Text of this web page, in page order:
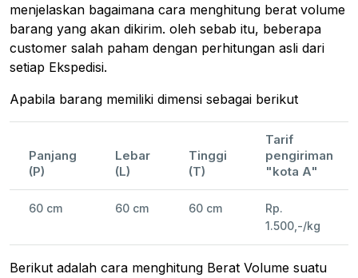
menjelaskan bagaimana cara menghitung berat volume
barang yang akan dikirim. oleh sebab itu, beberapa
customer salah paham dengan perhitungan asli dari
setiap Ekspedisi.
Apabila barang memiliki dimensi sebagai berikut
Panjang
(P)
Lebar
(L)
Tinggi
(T)
Tarif
pengiriman
"kota A"
60 cm 60 cm 60 cm
Rp.
1.500,-/kg
Berikut adalah cara menghitung Berat Volume suatu